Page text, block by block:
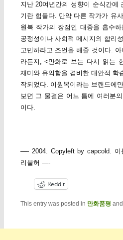
지난 20여년간의 성향이 순식간에
기란 힘들다. 만약 다른 작가가 유
원복 작가의 장점인 대중을 흡수
공정성이나 사회적 메시지의 합리
고민하라고 조언을 해줄 것이다.
라든지, <만화로 보는 다시 읽는
재미와 유익함을 겸비한 대안적 학
작되었다. 이원복이라는 브랜드에
보면 그 물결은 어느 틈에 여러분
이다.
—- 2004. Copyleft by capcold. 이
리불허 —-
Reddit
This entry was posted in 만화품평